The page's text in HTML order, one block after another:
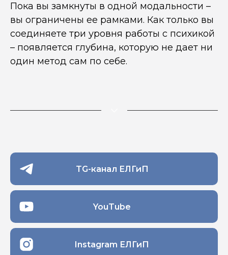
Пока вы замкнуты в одной модальности –
вы ограничены ее рамками. Как только вы
соединяете три уровня работы с психикой
– появляется глубина, которую не дает ни
один метод сам по себе.
TG-канал ЕЛГиП
YouTube
Instagram ЕЛГиП